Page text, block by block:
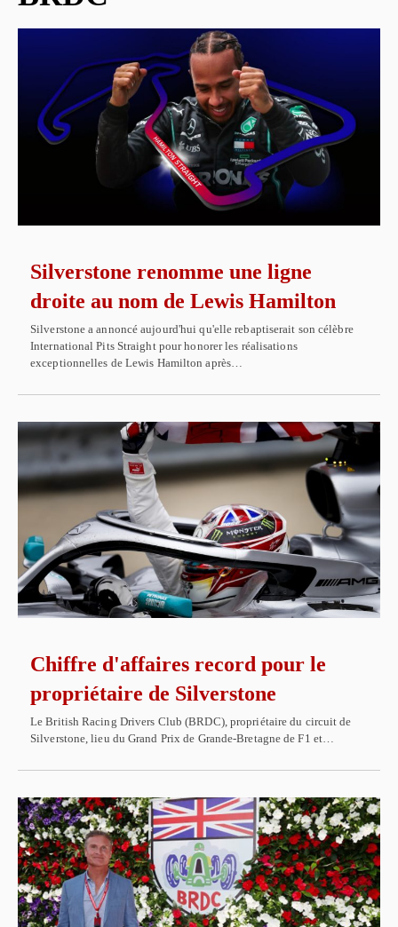
Silverstone renomme une ligne
droite au nom de Lewis Hamilton
Silverstone a annoncé aujourd'hui qu'elle rebaptiserait son célèbre
International Pits Straight pour honorer les réalisations
exceptionnelles de Lewis Hamilton après…
Chiffre d'affaires record pour le
propriétaire de Silverstone
Le British Racing Drivers Club (BRDC), propriétaire du circuit de
Silverstone, lieu du Grand Prix de Grande-Bretagne de F1 et…